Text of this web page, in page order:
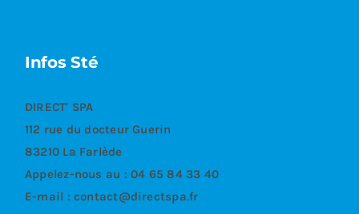
Infos Sté
DIRECT' SPA
112 rue du docteur Guerin
83210 La Farlède
Appelez-nous au :04 65 84 33 40
E-mail :contact@directspa.fr